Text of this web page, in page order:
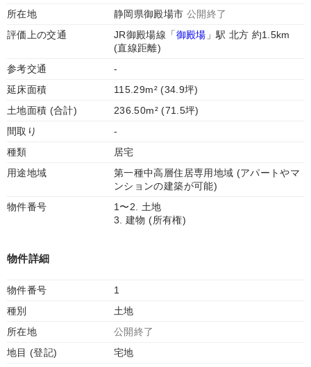
所在地 静岡県御殿場市 公開終了
評価上の交通
JR御殿場線「御殿場 」駅 北方 約1.5km
(直線距離)
参考交通
-
延床面積
115.29m² (34.9坪)
土地面積 (合計)
236.50m² (71.5坪)
間取り
-
種類
居宅
用途地域
第一種中高層住居専用地域 (アパートやマ
ンションの建築が可能)
物件番号
1〜2. 土地
3. 建物 (所有権)
物件詳細
物件番号
1
種別
土地
所在地
公開終了
地目 (登記)
宅地